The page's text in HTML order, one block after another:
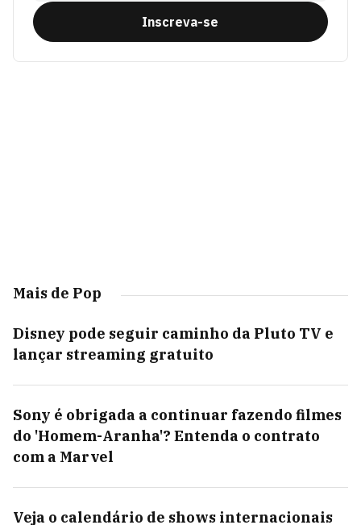
Inscreva-se
Mais de Pop
Disney pode seguir caminho da Pluto TV e
lançar streaming gratuito
Sony é obrigada a continuar fazendo filmes
do 'Homem-Aranha'? Entenda o contrato
com a Marvel
Veja o calendário de shows internacionais